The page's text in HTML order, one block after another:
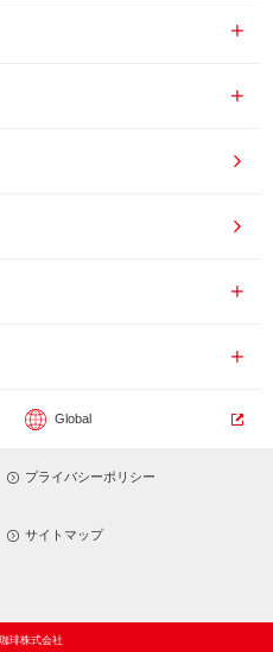
Global
プライバシーポリシー
サイトマップ
琲株式会社